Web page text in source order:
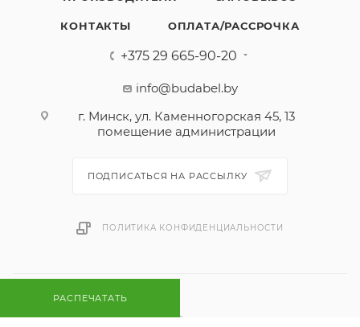
РАСПЕЧАТАТЬ
КОНТАКТЫ ОПЛАТА/РАССРОЧКА
+375 29 665-90-20
info@budabel.by
г. Минск, ул. Каменногорская 45, 13
помещение администрации
ПОДПИСАТЬСЯ НА РАССЫЛКУ
ПОЛИТИКА КОНФИДЕНЦИАЛЬНОСТИ